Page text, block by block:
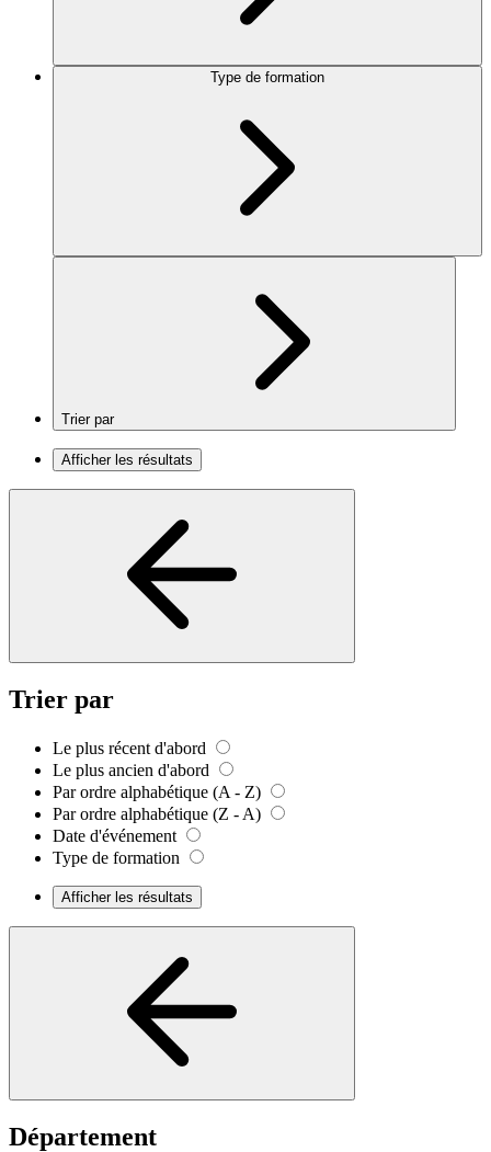
Type de formation
Trier par
Afficher les résultats
Trier par
Le plus récent d'abord
Le plus ancien d'abord
Par ordre alphabétique (A - Z)
Par ordre alphabétique (Z - A)
Date d'événement
Type de formation
Afficher les résultats
Département